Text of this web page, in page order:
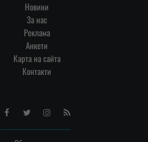
Новини
За нас
Реклама
Анкети
Карта на сайта
Контакти
FacebookTwitterInstagram
RSS